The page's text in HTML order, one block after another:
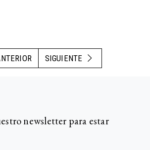
SIGUIENTE
newsletter para estar